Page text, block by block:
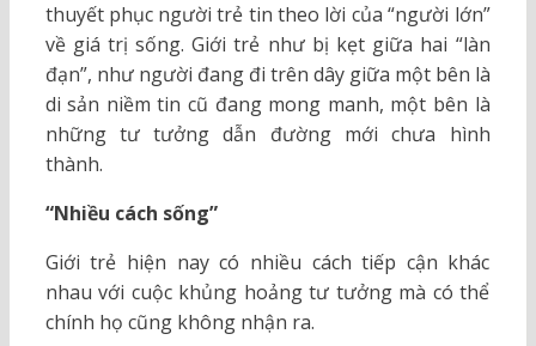
thuyết phục người trẻ tin theo lời của “người lớn”
về giá trị sống. Giới trẻ như bị kẹt giữa hai “làn
đạn”, như người đang đi trên dây giữa một bên là
di sản niềm tin cũ đang mong manh, một bên là
những tư tưởng dẫn đường mới chưa hình
thành.
“Nhiều cách sống”
Giới trẻ hiện nay có nhiều cách tiếp cận khác
nhau với cuộc khủng hoảng tư tưởng mà có thể
chính họ cũng không nhận ra.